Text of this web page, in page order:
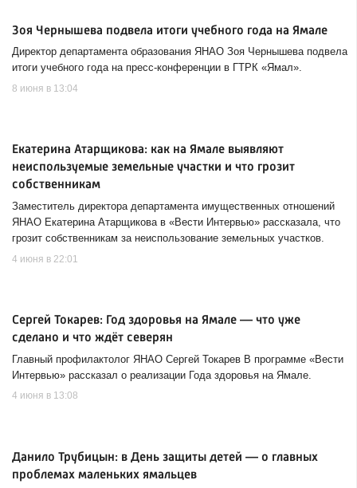
Зоя Чернышева подвела итоги учебного года на Ямале
Директор департамента образования ЯНАО Зоя Чернышева подвела
итоги учебного года на пресс-конференции в ГТРК «Ямал».
8 июня в 13:04
Екатерина Атарщикова: как на Ямале выявляют
неиспользуемые земельные участки и что грозит
собственникам
Заместитель директора департамента имущественных отношений
ЯНАО Екатерина Атарщикова в «Вести Интервью» рассказала, что
грозит собственникам за неиспользование земельных участков.
4 июня в 22:01
Сергей Токарев: Год здоровья на Ямале — что уже
сделано и что ждёт северян
Главный профилактолог ЯНАО Сергей Токарев В программе «Вести
Интервью» рассказал о реализации Года здоровья на Ямале.
4 июня в 13:08
Данило Трубицын: в День защиты детей — о главных
проблемах маленьких ямальцев